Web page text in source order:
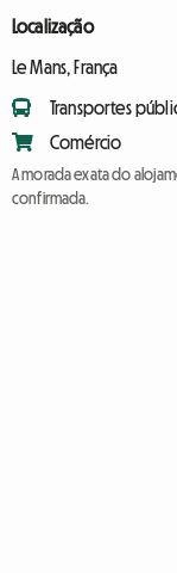
Localização
Le Mans, França
Transportes
Comércio
A morada exata do
confirmada.